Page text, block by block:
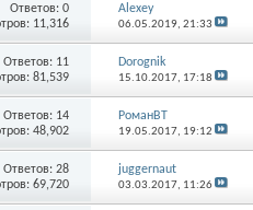
Ответов:0
11,316
Alexey
06.05.2019, 21:33
Ответов: 11
81,539
Dorognik
15.10.2017, 17:18
Ответов: 14
48,902
РоманВТ
19.05.2017, 19:12
Ответов:28
69,720
juggernaut
03.03.2017, 11:26